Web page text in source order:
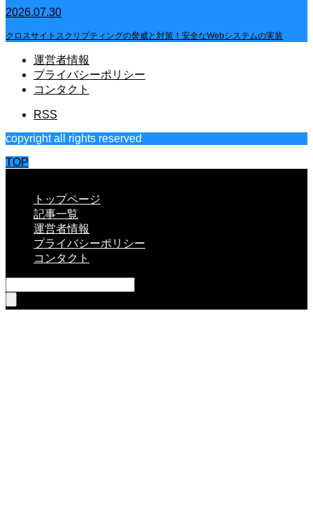
2026.07.30
クロスサイトスクリプティングの脅威と対策！安全なWebシステムの実装
運営者情報
プライバシーポリシー
コンタクト
RSS
copyright all rights reserved
TOP
トップページ
記事一覧
運営者情報
プライバシーポリシー
コンタクト